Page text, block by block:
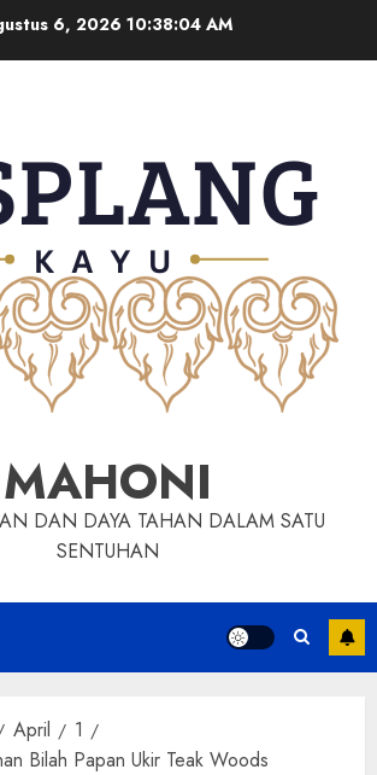
6, 2026 10:38:05 AM
MAHONI
DAN DAYA TAHAN DALAM SATU
SENTUHAN
April
1
Bilah Papan Ukir Teak Woods